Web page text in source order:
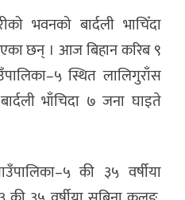
भवनको बार्दली भाचिँदा
छन् । आज बिहान करिब ९
स्थित लालिगुराँस
भाँचिदा ७ जना घाइते
की ३५ वर्षीया